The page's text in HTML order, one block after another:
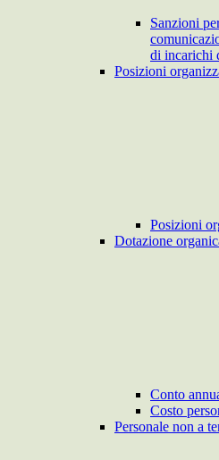
Sanzioni
di incarichi
Posizioni
Posizioni
Dotazione
Conto
Costo
Personale non a